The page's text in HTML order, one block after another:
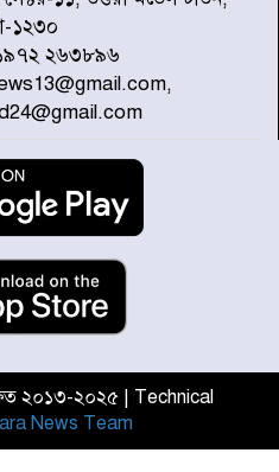
যত শক্তিশালীই হোক না কেন,
জুলাই গণঅভ্যুত্থান দিবসে
মীর হেলাল
দিন বৃষ্টির আভাস
বক্তব্য প্রচারে ভারতের সমর্থন
আহত যোদ্ধা
জুলাই গণঅভ্যুত্থানের ৯২
১২৩০
২৬৩৮৯৬
২০১৩-২০২৫ | Technical
News Team